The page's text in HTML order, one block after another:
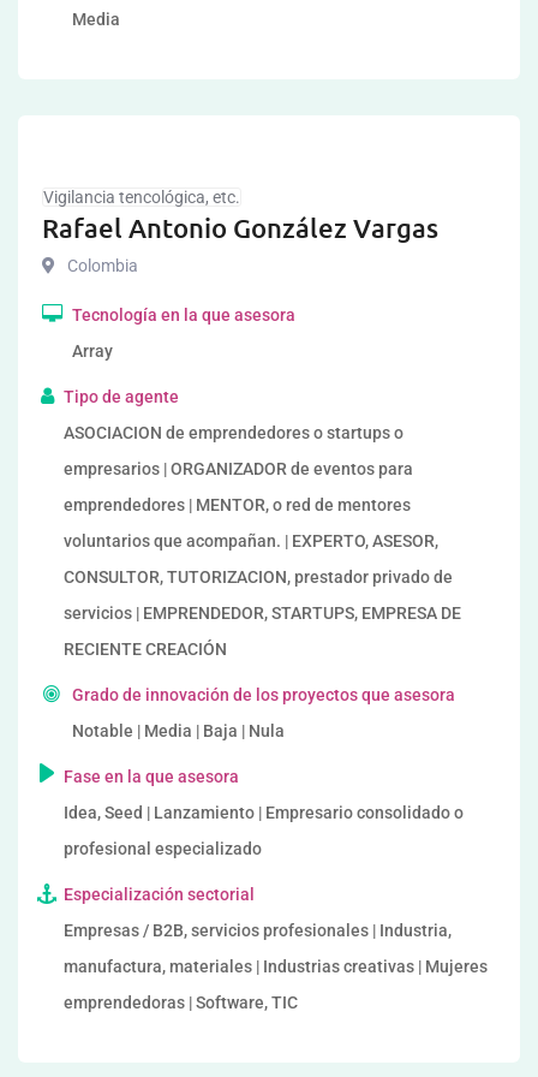
Media
Vigilancia tencológica, etc.
Rafael Antonio González Vargas
Colombia
Tecnología en la que asesora
Array
Tipo de agente
ASOCIACION de emprendedores o startups o
empresarios | ORGANIZADOR de eventos para
emprendedores | MENTOR, o red de mentores
voluntarios que acompañan. | EXPERTO, ASESOR,
CONSULTOR, TUTORIZACION, prestador privado de
servicios | EMPRENDEDOR, STARTUPS, EMPRESA DE
RECIENTE CREACIÓN
Grado de innovación de los proyectos que asesora
Notable | Media | Baja | Nula
Fase en la que asesora
Idea, Seed | Lanzamiento | Empresario consolidado o
profesional especializado
Especialización sectorial
Empresas / B2B, servicios profesionales | Industria,
manufactura, materiales | Industrias creativas | Mujeres
emprendedoras | Software, TIC